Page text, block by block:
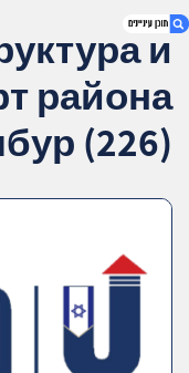
транспорт района
Шамбур (226)
3. שאלתם ? ענינו !
и
района
(226)